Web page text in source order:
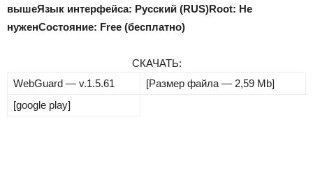
вышеЯзык интерфейса: Русский (RUS)Root: Не
нуженСостояние: Free (бесплатно)
СКАЧАТЬ:
WebGuard — v.1.5.61
[Размер файла — 2,59 Mb]
[google play]